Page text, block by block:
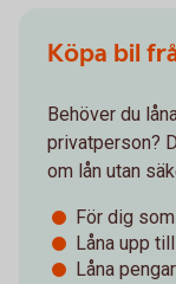
Köpa bil
Behöver du
privatperson?
om lån utan
För dig
Låna upp
Låna